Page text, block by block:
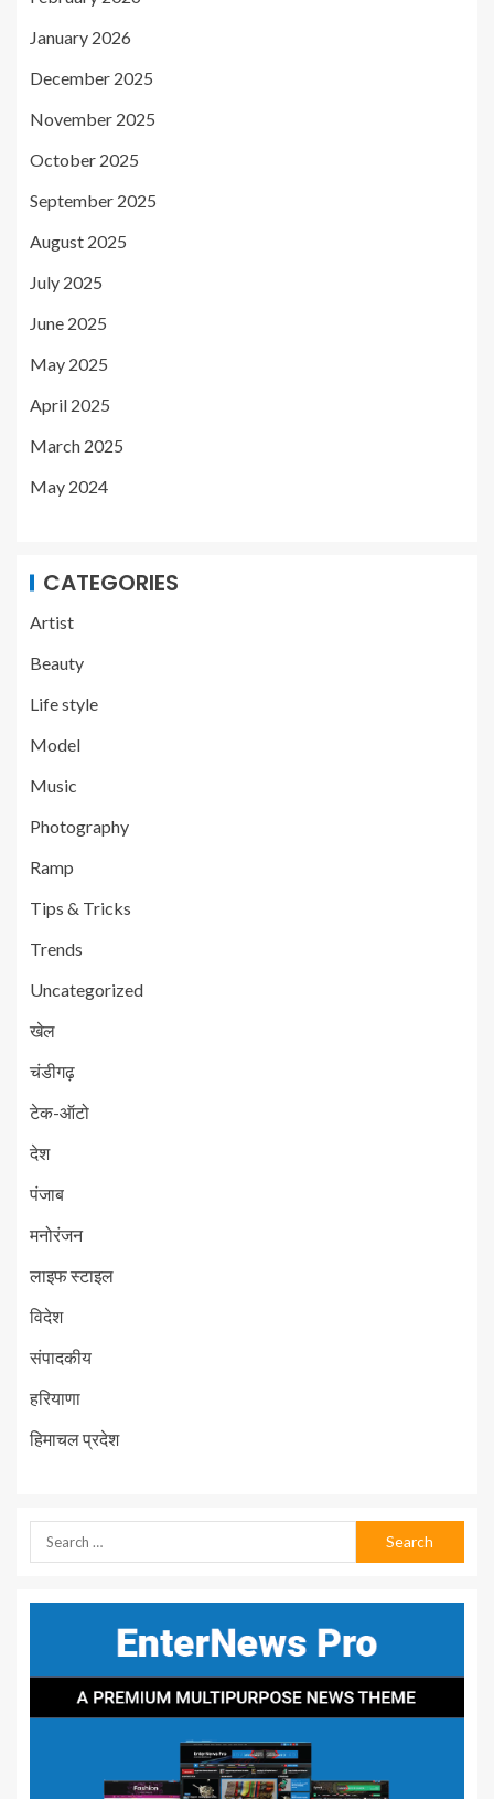
January 2026
December 2025
November 2025
October 2025
September 2025
August 2025
July 2025
June 2025
May 2025
April 2025
March 2025
May 2024
CATEGORIES
Artist
Beauty
Life style
Model
Music
Photography
Ramp
Tips & Tricks
Trends
Uncategorized
खेल
चंडीगढ़
टेक-ऑटो
देश
पंजाब
मनोरंजन
लाइफ स्टाइल
विदेश
संपादकीय
हरियाणा
हिमाचल प्रदेश